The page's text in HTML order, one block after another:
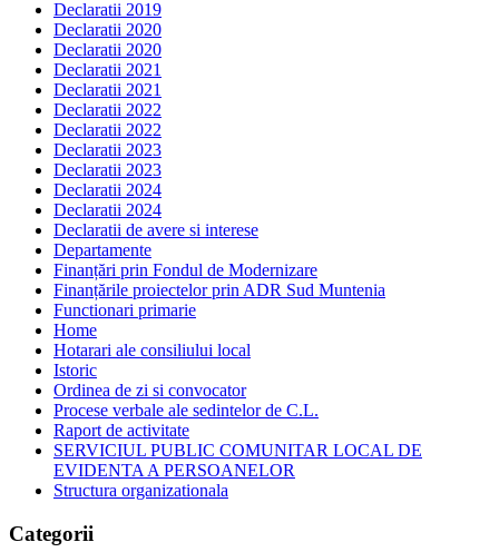
Declaratii 2019
Declaratii 2020
Declaratii 2020
Declaratii 2021
Declaratii 2021
Declaratii 2022
Declaratii 2022
Declaratii 2023
Declaratii 2023
Declaratii 2024
Declaratii 2024
Declaratii de avere si interese
Departamente
Finanțări prin Fondul de Modernizare
Finanțările proiectelor prin ADR Sud Muntenia
Functionari primarie
Home
Hotarari ale consiliului local
Istoric
Ordinea de zi si convocator
Procese verbale ale sedintelor de C.L.
Raport de activitate
SERVICIUL PUBLIC COMUNITAR LOCAL DE
EVIDENTA A PERSOANELOR
Structura organizationala
Categorii